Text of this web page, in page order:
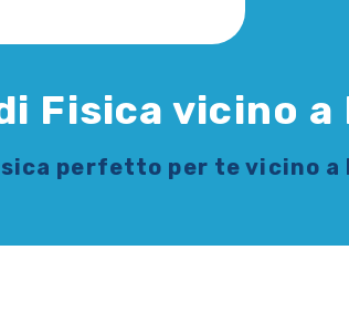
Fisica vicino a
perfetto per te vicino a